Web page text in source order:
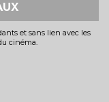
et sans lien avec les
cinéma.